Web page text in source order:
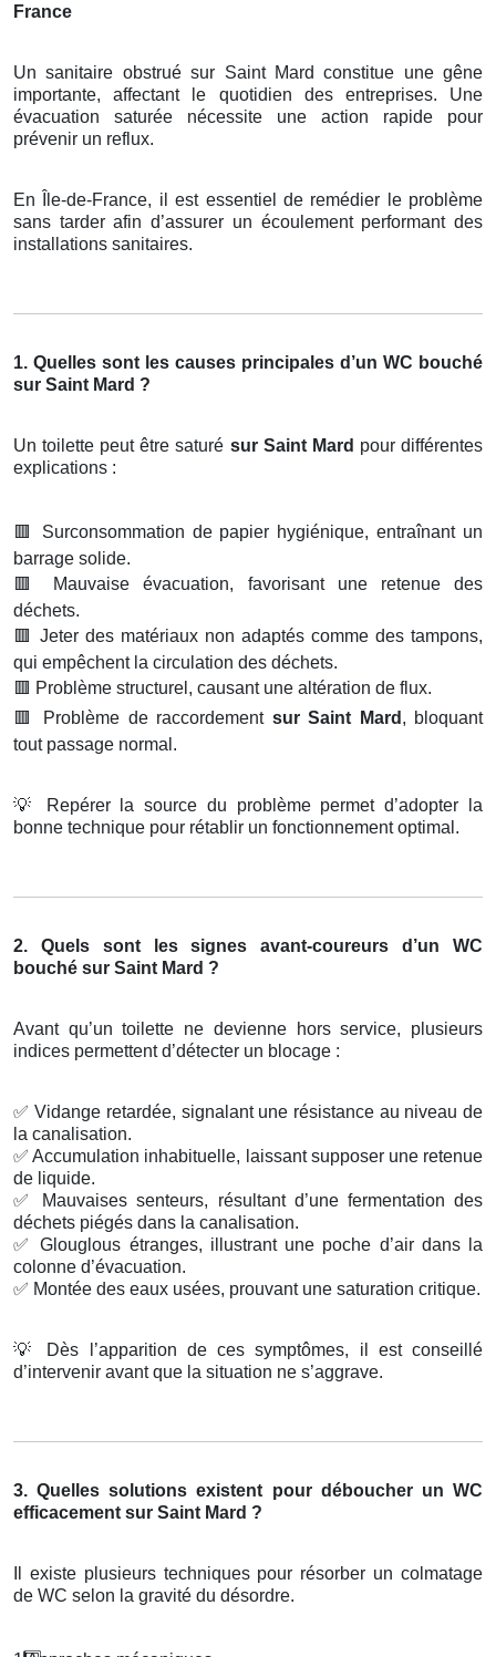
France
Un sanitaire obstrué sur Saint Mard constitue une gêne
importante, affectant le quotidien des entreprises. Une
évacuation saturée nécessite une action rapide pour
prévenir un reflux.
En Île-de-France, il est essentiel de remédier le problème
sans tarder afin d’assurer un écoulement performant des
installations sanitaires.
1. Quelles sont les causes principales d’un WC bouché
sur Saint Mard ?
Un toilette peut être saturé sur Saint Mard pour différentes
explications :
🟥
Surconsommation de papier hygiénique, entraînant un
barrage solide.
🟥
Mauvaise évacuation, favorisant une retenue des
déchets.
🟥
Jeter des matériaux non adaptés comme des tampons,
qui empêchent la circulation des déchets.
🟥 Problème structurel, causant une altération de flux.
🟥
Problème de raccordement sur Saint Mard , bloquant
tout passage normal.
💡
Repérer la source du problème permet d’adopter la
bonne technique pour rétablir un fonctionnement optimal.
2. Quels sont les signes avant-coureurs d’un WC
bouché sur Saint Mard ?
Avant qu’un toilette ne devienne hors service, plusieurs
indices permettent d’détecter un blocage :
✅ Vidange retardée, signalant une résistance au niveau de
la canalisation.
✅ Accumulation inhabituelle, laissant supposer une retenue
de liquide.
✅
Mauvaises senteurs, résultant d’une fermentation des
déchets piégés dans la canalisation.
✅
Glouglous étranges, illustrant une poche d’air dans la
colonne d’évacuation.
✅ Montée des eaux usées, prouvant une saturation critique.
💡
Dès l’apparition de ces symptômes, il est conseillé
d’intervenir avant que la situation ne s’aggrave.
3. Quelles solutions existent pour déboucher un WC
efficacement sur Saint Mard ?
Il existe plusieurs techniques pour résorber un colmatage
de WC selon la gravité du désordre.